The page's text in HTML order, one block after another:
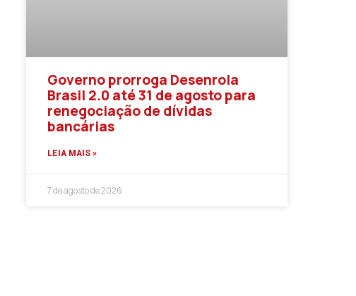
Governo prorroga Desenrola
Brasil 2.0 até 31 de agosto para
renegociação de dívidas
bancárias
LEIA MAIS »
7 de agosto de 2026